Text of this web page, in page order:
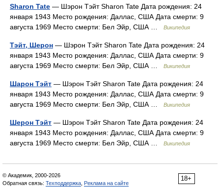
Sharon Tate — Шэрон Тэйт Sharon Tate Дата рождения: 24
января 1943 Место рождения: Даллас, США Дата смерти: 9
августа 1969 Место смерти: Бел Эйр, США …
Википедия
Тэйт, Шерон — Шэрон Тэйт Sharon Tate Дата рождения: 24
января 1943 Место рождения: Даллас, США Дата смерти: 9
августа 1969 Место смерти: Бел Эйр, США …
Википедия
Шарон Тэйт — Шэрон Тэйт Sharon Tate Дата рождения: 24
января 1943 Место рождения: Даллас, США Дата смерти: 9
августа 1969 Место смерти: Бел Эйр, США …
Википедия
Шерон Тэйт — Шэрон Тэйт Sharon Tate Дата рождения: 24
января 1943 Место рождения: Даллас, США Дата смерти: 9
августа 1969 Место смерти: Бел Эйр, США …
Википедия
18+
© Академик, 2000-2026
Обратная связь: Техподдержка Реклама на сайте